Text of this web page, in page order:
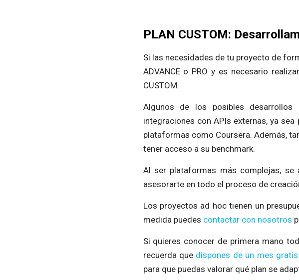
PLAN CUSTOM:
Si las necesidades de tu proyecto de
ADVANCE o PRO y es necesario
CUSTOM.
Algunos de los posibles
integraciones con APIs externas, ya
plataformas como Coursera. Además,
tener acceso a su benchmark.
Al ser plataformas más complejas,
asesorarte en todo el proceso de
Los proyectos ad hoc tienen un
medida puedes contactar con nosotros
Si quieres conocer de primera mano
recuerda quedispones de un mes
para que puedas valorar qué plan se